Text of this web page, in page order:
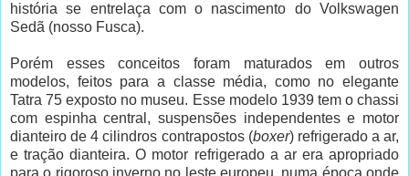
história se entrelaça com o nascimento do Volkswagen
Sedã (nosso Fusca).
Porém esses conceitos foram maturados em outros
modelos, feitos para a classe média, como no elegante
Tatra 75 exposto no museu. Esse modelo 1939 tem o chassi
com espinha central, suspensões independentes e motor
dianteiro de 4 cilindros contrapostos (boxer) refrigerado a ar,
e tração dianteira. O motor refrigerado a ar era apropriado